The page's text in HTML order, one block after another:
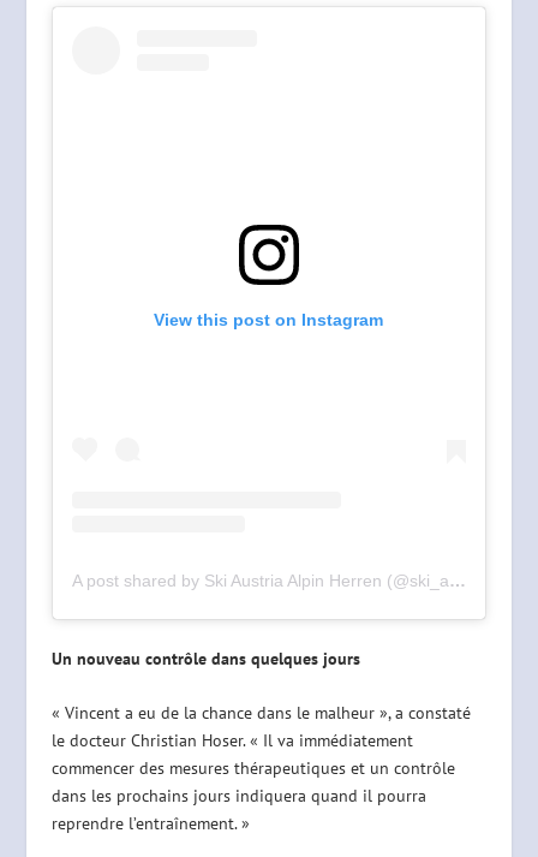
View this post on Instagram
A post shared by Ski Austria Alpin Herren (@ski_austria_alpin_herren)
Un nouveau contrôle dans quelques jours
« Vincent a eu de la chance dans le malheur », a constaté
le docteur Christian Hoser. « Il va immédiatement
commencer des mesures thérapeutiques et un contrôle
dans les prochains jours indiquera quand il pourra
reprendre l’entraînement. »